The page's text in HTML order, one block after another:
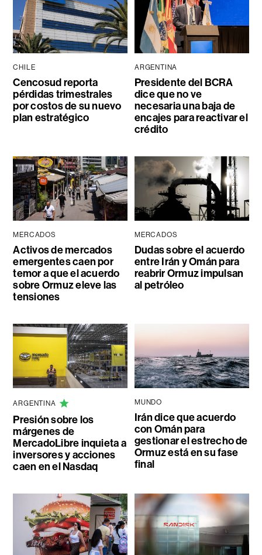
CHILE
Cencosud reporta
pérdidas trimestrales
por costos de su nuevo
plan estratégico
ARGENTINA
Presidente del BCRA
dice que no ve
necesaria una baja de
encajes para reactivar el
crédito
MERCADOS
Activos de mercados
emergentes caen por
temor a que el acuerdo
sobre Ormuz eleve las
tensiones
MERCADOS
Dudas sobre el acuerdo
entre Irán y Omán para
reabrir Ormuz impulsan
al petróleo
ARGENTINA
Presión sobre los
márgenes de
MercadoLibre inquieta a
inversores y acciones
caen en el Nasdaq
MUNDO
Irán dice que acuerdo
con Omán para
gestionar el estrecho de
Ormuz está en su fase
final